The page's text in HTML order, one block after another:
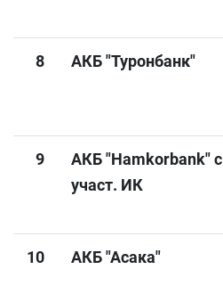
8 АКБ "Туронбанк"
9
АКБ "Hamkorbank" с
участ. ИК
10 АКБ "Асака"